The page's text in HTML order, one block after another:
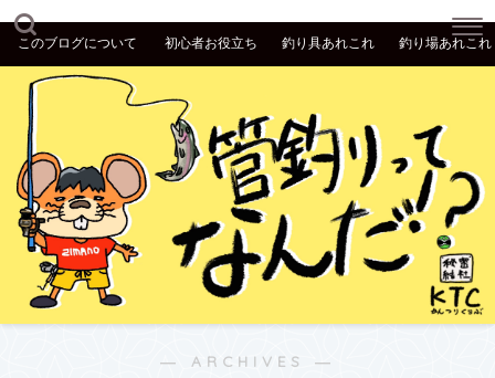
このブログについて 初心者お役立ち 釣り具あれこれ 釣り場あれこれ
― ARCHIVES ―